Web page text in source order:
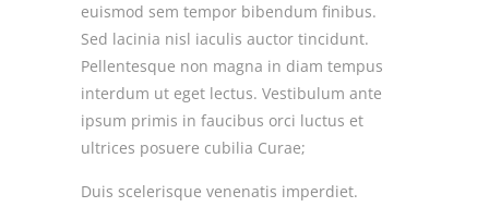
euismod sem tempor bibendum finibus.
Sed lacinia nisl iaculis auctor tincidunt.
Pellentesque non magna in diam tempus
interdum ut eget lectus. Vestibulum ante
ipsum primis in faucibus orci luctus et
ultrices posuere cubilia Curae;
Duis scelerisque venenatis imperdiet.